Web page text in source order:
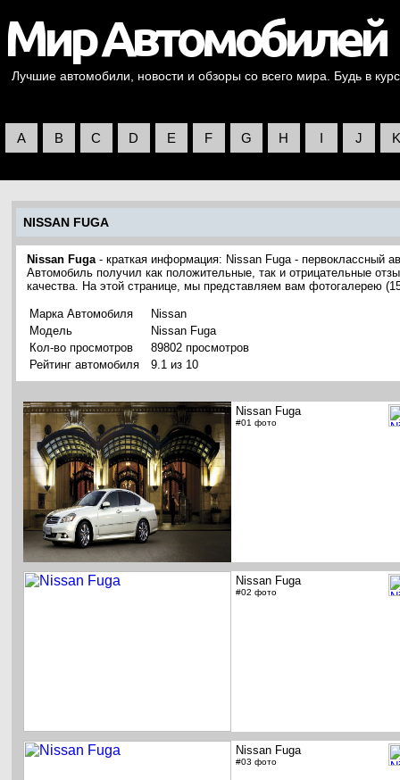
Лучшие автомобили, новости и обзоры со всего мира. Будь в
A B C D E F G H I J K
NISSAN FUGA
Nissan Fuga- краткая информация: Nissan Fuga - первоклассный
Автомобиль получил как положительные, так и отрицательные
качества. На этой странице, мы представляем вам фотогалерею
Марка Автомобиля
Nissan
Модель
Nissan Fuga
Кол-во просмотров
89802 просмотров
Рейтинг автомобиля
9.1 из 10
Nissan Fuga
#01 фото
Nissan Fuga
#02 фото
Nissan Fuga
#03 фото